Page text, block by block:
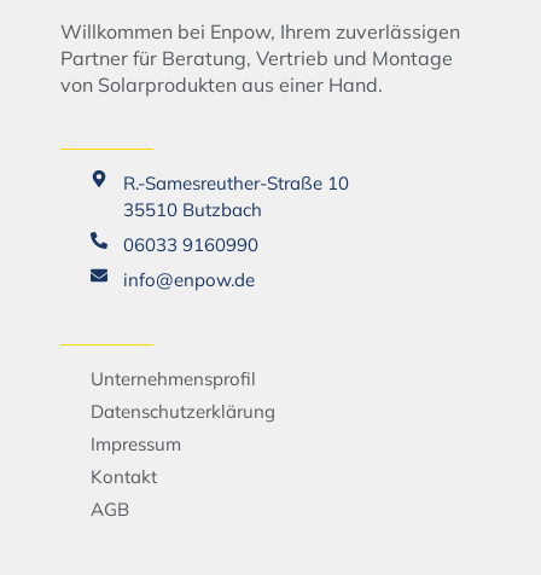
Willkommen bei Enpow, Ihrem zuverlässigen
Partner für Beratung, Vertrieb und Montage
von Solarprodukten aus einer Hand.
R.-Samesreuther-Straße 10
35510 Butzbach
06033 9160990
info@enpow.de
Unternehmensprofil
Datenschutzerklärung
Impressum
Kontakt
AGB